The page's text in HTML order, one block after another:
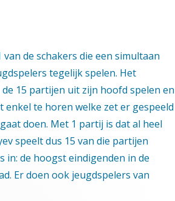
de schakers die een simultaan
tegelijk spelen. Het
15 partijen uit zijn hoofd spelen en
te horen welke zet er gespeeld
doen. Met 1 partij is dat al heel
speelt dus 15 van die partijen
in: de hoogst eindigenden in de
Er doen ook jeugdspelers van